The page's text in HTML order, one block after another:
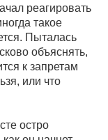
реагировать
такое
Пыталась
объяснять,
к запретам
или что
остро